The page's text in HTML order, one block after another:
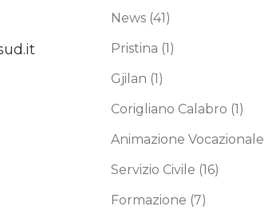
News (41)
Pristina (1)
Gjilan (1)
Corigliano Calabro (1)
Animazione Vocazionale
Servizio Civile (16)
Formazione (7)